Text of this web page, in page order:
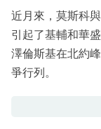
近月來，莫斯科
引起了基輔和華
澤倫斯基在北約
爭行列。